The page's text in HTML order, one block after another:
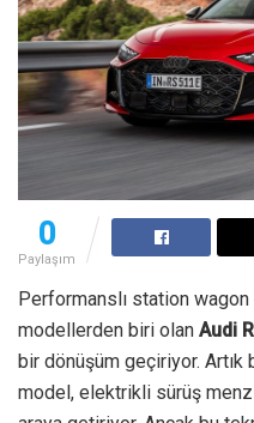
0
Paylaşım
Performanslı station
modellerden biri olan Audi
bir dönüşüm geçiriyor.
model, elektrikli sürüş